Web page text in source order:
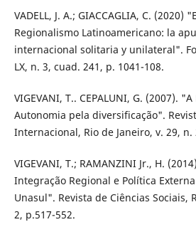
VADELL, J. A.; GIACCAGLIA, C. (2020)
Regionalismo Latinoamericano: la
internacional solitaria y unilateral".
LX, n. 3, cuad. 241, p. 1041-108.
VIGEVANI, T.. CEPALUNI, G. (2007).
Autonomia pela diversificação".
Internacional, Rio de Janeiro, v. 29, n.
VIGEVANI, T.; RAMANZINI Jr., H.
Integração Regional e Política
Unasul". Revista de Ciências Sociais,
2, p.517-552.